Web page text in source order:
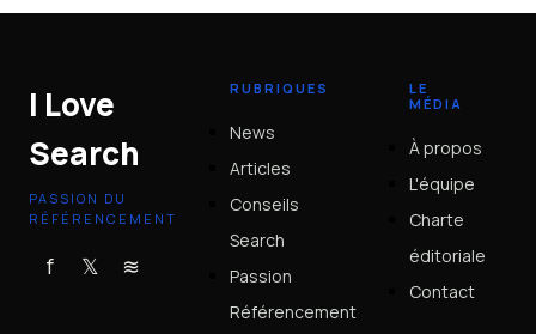
I Love
Search
PASSION DU
RÉFÉRENCEMENT
f 𝕏 ≋
RUBRIQUES
News
Articles
Conseils
Search
Passion
Référencement
LE
MÉDIA
À propos
L'équipe
Charte
éditoriale
Contact